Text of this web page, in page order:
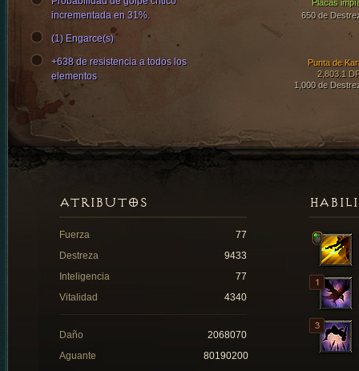
Placas
650 de
Punta de
2,803.1
1,000 de
incrementada en 31%.
(1) Engarce(s)
+638 de resistencia a todos los
elementos
ATRIBUTOS
Fuerza
77
Destreza
9433
Inteligencia
77
Vitalidad
4340
Daño
2068070
Aguante
80190200